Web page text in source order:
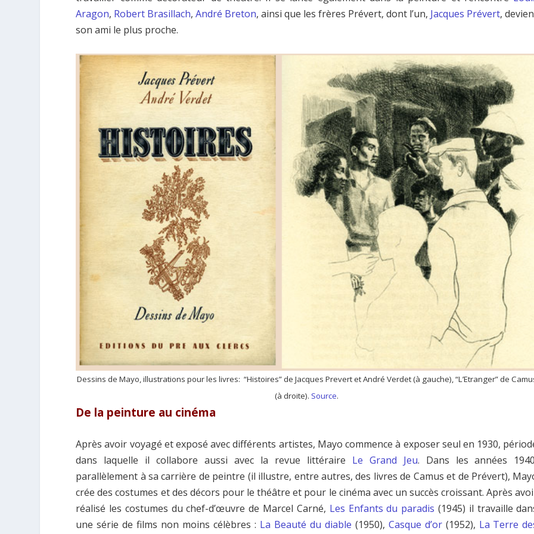
Aragon, Robert Brasillach,André Breton, ainsi que les frères Prévert, dont l’un, Jacques Prévert,
son ami le plus proche.
Dessins de Mayo, illustrations pour les livres: “Histoires” de Jacques Prevert et André Verdet(à gauche), “L’Etranger” de
(à droite). Source.
De la peinture au cinéma
Après avoir voyagé et exposé avec différents artistes, Mayo commence à exposer seul en 1930,
dans laquelle il collabore aussi avec la revue littéraire Le Grand Jeu. Dans les années
parallèlement à sa carrière de peintre (il illustre, entre autres, des livres de Camus et de Prévert),
crée des costumes et des décors pour le théâtre et pour le cinéma avec un succès croissant. Après
réalisé les costumes du chef-d’œuvre de Marcel Carné, Les Enfants du paradis (1945) il travaille
une série de films non moins célèbres : La Beauté du diable (1950), Casque d’or(1952), La Terre